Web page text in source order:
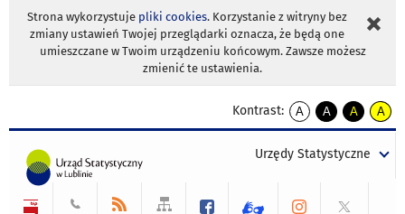
Strona wykorzystuje pliki cookies. Korzystanie z witryny bez
zmiany ustawień Twojej przeglądarki oznacza, że będą one
umieszczane w Twoim urządzeniu końcowym. Zawsze możesz
zmienić te ustawienia.
Kontrast:
A
kontrast
A
kontrast
tekst
czarnym
A
kontrast
tekst
czarnym
A
tekst
żółtym
Urzędy Statystyczne